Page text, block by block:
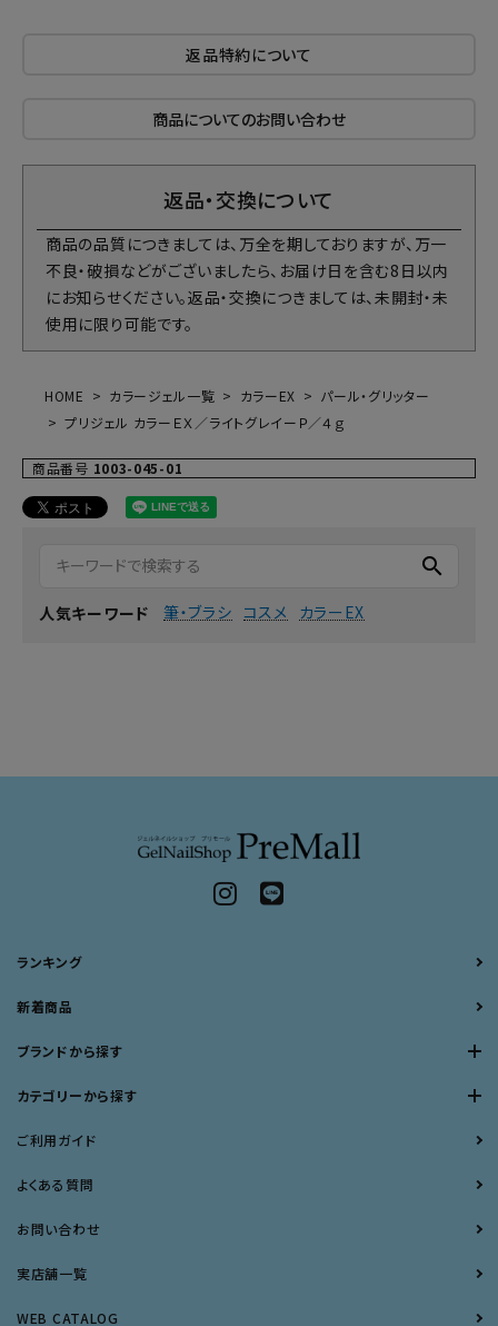
返品特約について
商品についてのお問い合わせ
返品・交換について
商品の品質につきましては、万全を期しておりますが、万一
不良・破損などがございましたら、お届け日を含む8日以内
にお知らせください。返品・交換につきましては、未開封・未
使用に限り可能です。
HOME カラージェル一覧 カラーEX
パール・グリッター
プリジェル カラーＥＸ／ライトグレイーＰ／４ｇ
商品番号 1003-045-01
search
人気キーワード 筆・ブラシ コスメ カラーEX
ランキング
新着商品
ブランドから探す
カテゴリーから探す
ご利用ガイド
よくある質問
お問い合わせ
実店舗一覧
WEB CATALOG